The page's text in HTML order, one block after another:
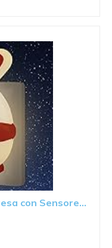
con Sensore...